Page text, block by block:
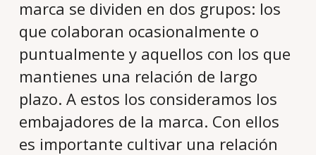
marca se dividen en dos grupos: los
que colaboran ocasionalmente o
puntualmente y aquellos con los que
mantienes una relación de largo
plazo. A estos los consideramos los
embajadores de la marca. Con ellos
es importante cultivar una relación